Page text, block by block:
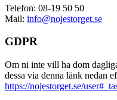
Telefon: 08-19 50 50
Mail: info@nojestorget.se
GDPR
Om ni inte vill ha dom
dessa via denna länk nedan
https://nojestorget.se/